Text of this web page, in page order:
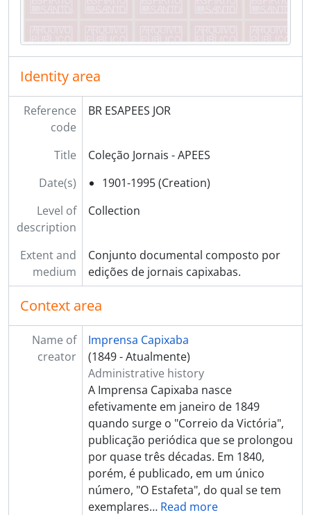
Identity area
Reference
code
BR ESAPEES JOR
Title
Coleção Jornais - APEES
Date(s)
1901-1995 (Creation)
Level of
description
Collection
Extent and
medium
Conjunto documental composto por
edições de jornais capixabas.
Context area
Name of
creator
Imprensa Capixaba
(1849 - Atualmente)
Administrative history
A Imprensa Capixaba nasce
efetivamente em janeiro de 1849
quando surge o "Correio da Victória",
publicação periódica que se prolongou
por quase três décadas. Em 1840,
porém, é publicado, em um único
número, "O Estafeta", do qual se tem
exemplares… Read more